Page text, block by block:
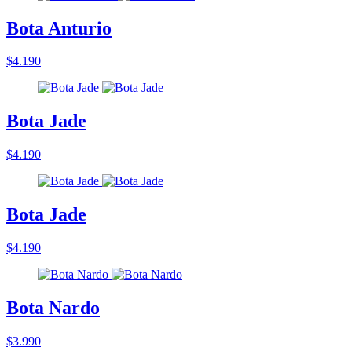
Bota Anturio
$4.190
Bota Jade
$4.190
Bota Jade
$4.190
Bota Nardo
$3.990